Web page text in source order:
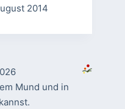
2014
Mund und in